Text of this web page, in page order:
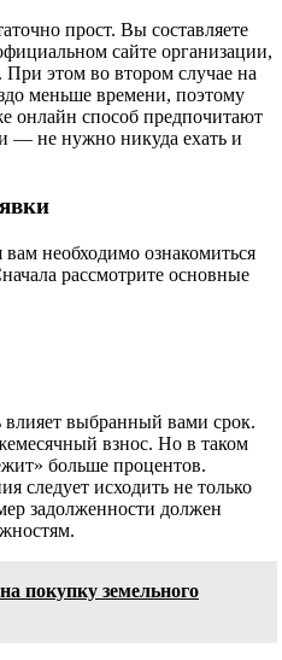
прост. Вы составляете
сайте организации,
этом во втором случае на
меньше времени, поэтому
онлайн способ предпочитают
— не нужно никуда ехать и
необходимо ознакомиться
рассмотрите основные
выбранный вами срок.
взнос. Но в таком
больше процентов.
следует исходить не только
задолженности должен
покупку земельного